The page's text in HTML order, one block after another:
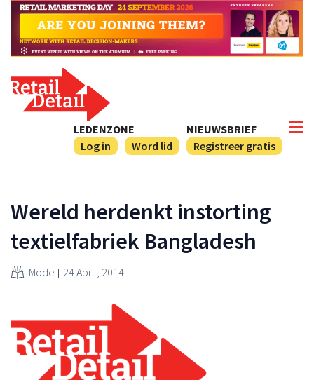
NIEUWSBRIEF
Registreer gratis
LEDENZONE
Log in
Word lid
Wereld herdenkt instorting
textielfabriek Bangladesh
Mode 24 April, 2014